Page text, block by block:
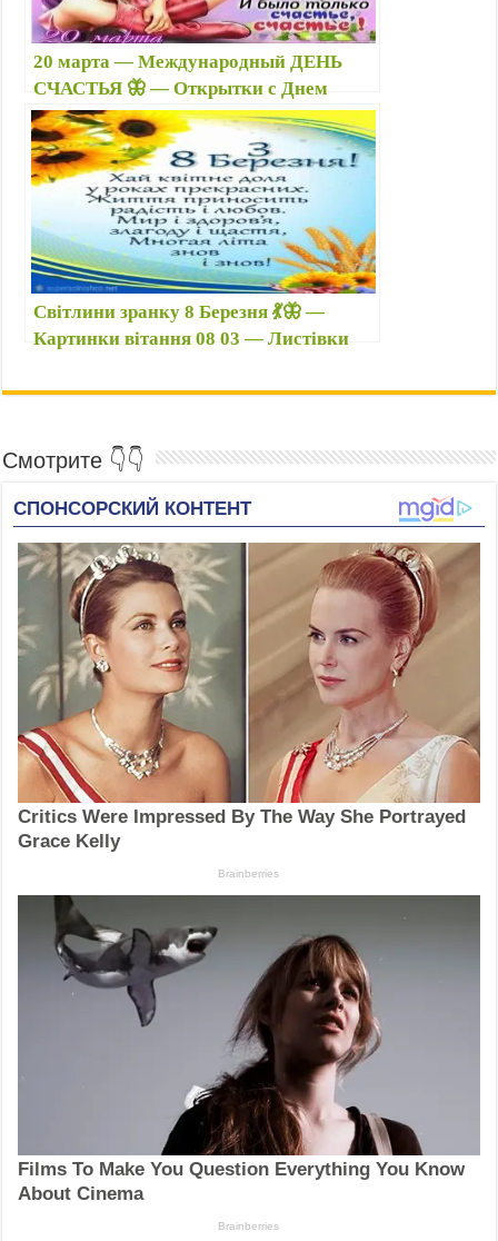
20 марта — Международный ДЕНЬ
СЧАСТЬЯ 🦋 — Открытки с Днем
счастья, красивые картинки гиф
Світлини зранку 8 Березня 💃🦋 —
Картинки вітання 08 03 — Листівки
на аву, на телефон
Смотрите 👇👇